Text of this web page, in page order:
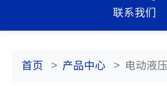
联系我们
首页 产品中心 电动液